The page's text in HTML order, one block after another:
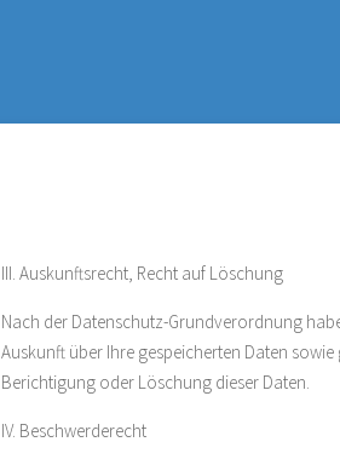
III. Auskunftsrecht, Recht auf Löschung
Nach der Datenschutz-Grundverordnung
Auskunft über Ihre gespeicherten Daten
Berichtigung oder Löschung dieser Daten.
IV. Beschwerderecht